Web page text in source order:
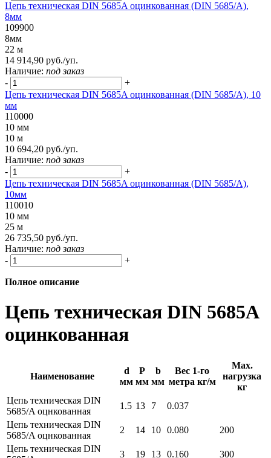
Цепь техническая DIN 5685A оцинкованная (DIN 5685/A),
8мм
109900
8мм
22 м
14 914,90 руб./уп.
Наличие: под заказ
-
+
Цепь техническая DIN 5685A оцинкованная (DIN 5685/A), 10
мм
110000
10 мм
10 м
10 694,20 руб./уп.
Наличие: под заказ
-
+
Цепь техническая DIN 5685A оцинкованная (DIN 5685/A),
10мм
110010
10 мм
25 м
26 735,50 руб./уп.
Наличие: под заказ
-
+
Полное описание
Цепь техническая DIN 5685A
оцинкованная
Наименование
d
мм
P
мм
b
мм
Вес 1-го
метра кг/м
Max.
нагрузка
кг
Цепь техническая DIN
5685/A оцнкованная
1.5 13 7
0.037
Цепь техническая DIN
5685/A оцнкованная
2 14 10 0.080
200
Цепь техническая DIN
3 19 13 0.160 300